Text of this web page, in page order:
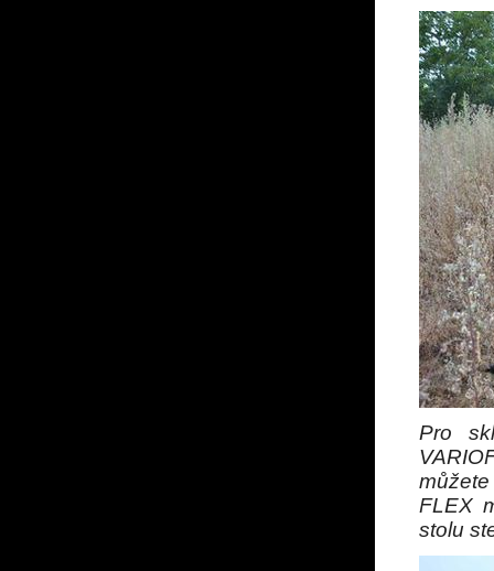
Pro
FLEX
stolu